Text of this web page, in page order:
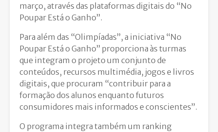
março, através das plataformas digitais do “No
Poupar Está o Ganho”.
Para além das “Olimpíadas”, a iniciativa “No
Poupar Está o Ganho” proporciona às turmas
que integram o projeto um conjunto de
conteúdos, recursos multimédia, jogos e livros
digitais, que procuram “contribuir para a
formação dos alunos enquanto futuros
consumidores mais informados e conscientes”.
O programa integra também um ranking